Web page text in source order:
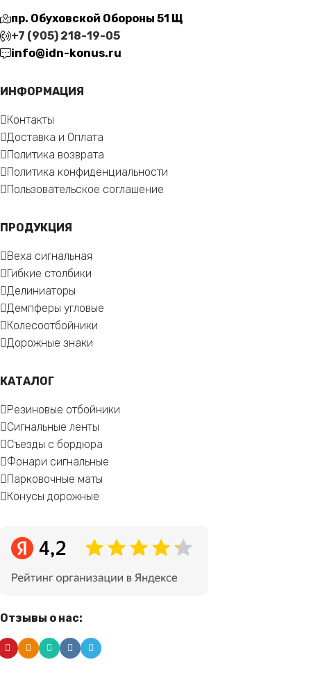
пр. Обуховской Обороны 51 Щ
+7 (905) 218-19-05
info@idn-konus.ru
ИНФОРМАЦИЯ
Контакты
Доставка и Оплата
Политика возврата
Политика конфиденциальности
Пользовательское соглашение
ПРОДУКЦИЯ
Веха сигнальная
Гибкие столбики
Делиниаторы
Демпферы угловые
Колесоотбойники
Дорожные знаки
КАТАЛОГ
Резиновые отбойники
Сигнальные ленты
Съезды с бордюра
Фонари сигнальные
Парковочные маты
Конусы дорожные
Отзывы о нас: